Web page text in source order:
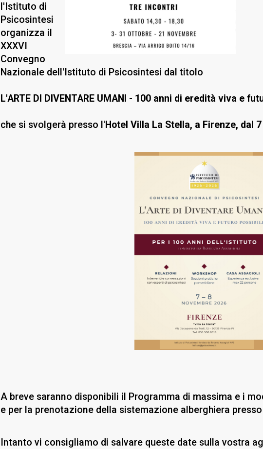
l'Istituto di
Psicosintesi
organizza il
XXXVI
Convegno
Nazionale dell'Istituto di Psicosintesi dal titolo
L'ARTE DI DIVENTARE UMANI - 100 anni di eredità viva e
che si svolgerà presso l'Hotel Villa La Stella, a Firenze, dal
A breve saranno disponibili il Programma di massima e i
e per la prenotazione della sistemazione alberghiera
Intanto vi consigliamo di salvare queste date sulla vostra